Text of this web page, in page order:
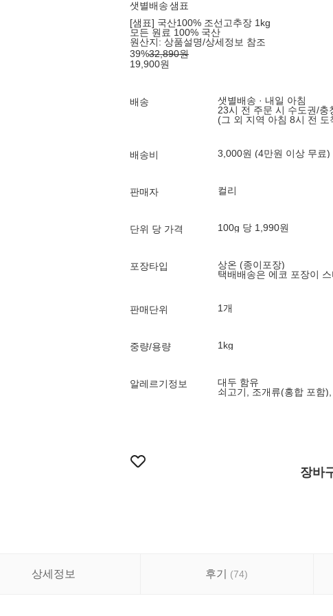
샛별배송샘표
[샘표] 국산100% 조선고추장 1kg
모든 원료 100% 국산
원산지: 상품설명/상세정보 참조
39%32,890원
19,900원
배송
샛별배송 · 내일 아침
23시 전 주문 시 수도권/
(그 외 지역 아침 8시 전 도
배송비 3,000원 (4만원 이상 무료)
판매자 컬리
단위 당 가격 100g 당 1,990원
포장타입
상온 (종이포장)
택배배송은 에코 포장이
판매단위 1개
중량/용량 1kg
알레르기정보
대두 함유
쇠고기, 조개류(홍합 포함
장바
상세정보 후기 (74)